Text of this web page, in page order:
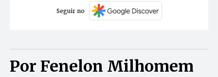
Seguir no
Por Fenelon Milhomem